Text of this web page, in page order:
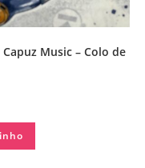
Music – Colo de